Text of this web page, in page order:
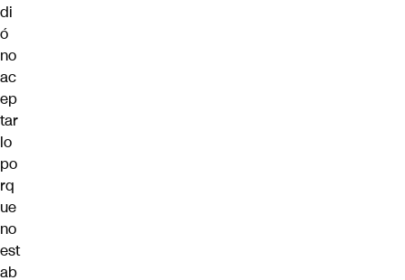
di
ó
no
ac
ep
tar
lo
po
rq
ue
no
est
ab